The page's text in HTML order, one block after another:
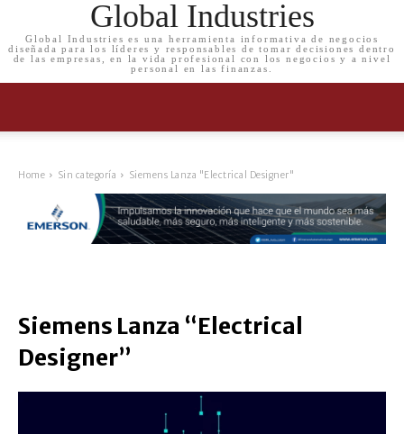
Global Industries
Global Industries es una herramienta informativa de negocios
diseñada para los líderes y responsables de tomar decisiones dentro
de las empresas, en la vida profesional con los negocios y a nivel
personal en las finanzas.
Home Sin categoría Siemens Lanza "Electrical Designer"
Siemens Lanza “Electrical
Designer”